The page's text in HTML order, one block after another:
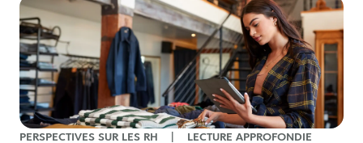
PERSPECTIVES SUR LES RH | LECTURE APPROFONDIE